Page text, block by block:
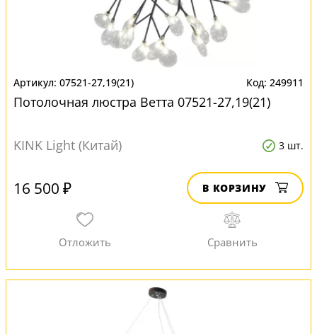
07521-27,19(21) 249911
Потолочная люстра Ветта 07521-27,19(21)
KINK Light (Китай) 3 шт.
16 500 ₽ В КОРЗИНУ